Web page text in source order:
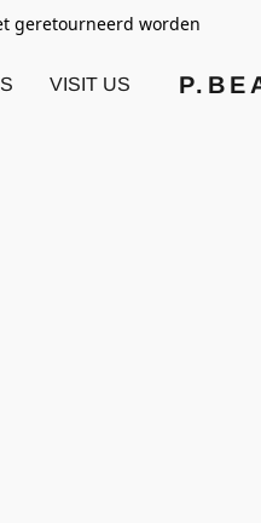
geretourneerd worden
VISIT US